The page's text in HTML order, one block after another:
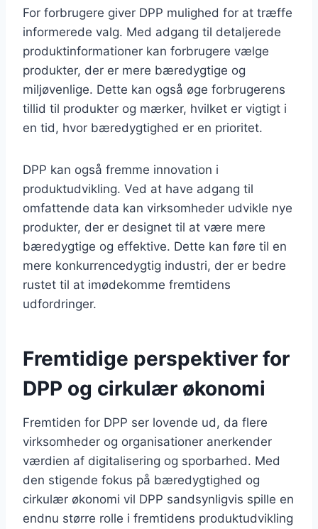
For forbrugere giver DPP mulighed for at træffe
informerede valg. Med adgang til detaljerede
produktinformationer kan forbrugere vælge
produkter, der er mere bæredygtige og
miljøvenlige. Dette kan også øge forbrugerens
tillid til produkter og mærker, hvilket er vigtigt i
en tid, hvor bæredygtighed er en prioritet.
DPP kan også fremme innovation i
produktudvikling. Ved at have adgang til
omfattende data kan virksomheder udvikle nye
produkter, der er designet til at være mere
bæredygtige og effektive. Dette kan føre til en
mere konkurrencedygtig industri, der er bedre
rustet til at imødekomme fremtidens
udfordringer.
Fremtidige perspektiver for
DPP og cirkulær økonomi
Fremtiden for DPP ser lovende ud, da flere
virksomheder og organisationer anerkender
værdien af digitalisering og sporbarhed. Med
den stigende fokus på bæredygtighed og
cirkulær økonomi vil DPP sandsynligvis spille en
endnu større rolle i fremtidens produktudvikling